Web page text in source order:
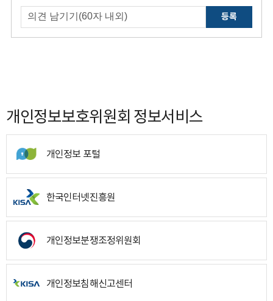
등록
개인정보보호위원회 정보서비스
개인정보 포털
한국인터넷진흥원
개인정보분쟁조정위원회
개인정보침해신고센터